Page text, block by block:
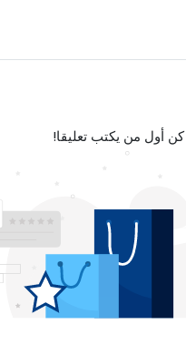
كن أول من يكتب تعليقا!